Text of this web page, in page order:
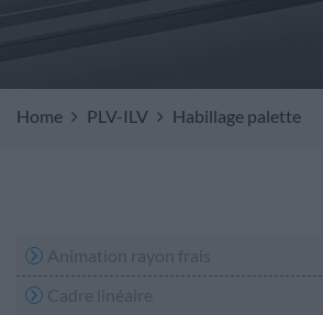
Home PLV-ILV Habillage palette